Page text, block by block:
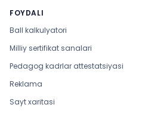
FOYDALI
Ball kalkulyatori
Milliy sertifikat sanalari
Pedagog kadrlar attestatsiyasi
Reklama
Sayt xaritasi